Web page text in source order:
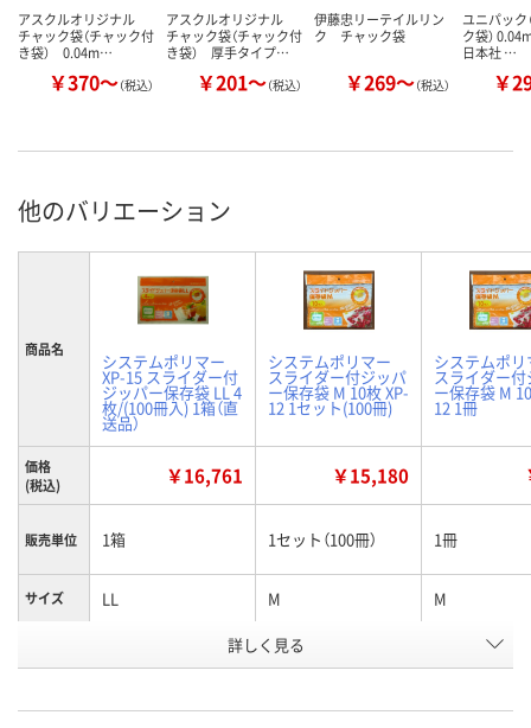
アスクルオリジナル
チャック袋（チャック付
き袋） 0.04m…
￥370～（税込）
アスクルオリジナル
チャック袋（チャック付
き袋） 厚手タイプ…
￥201～（税込）
伊藤忠リーテイルリン
ク チャック袋
￥269～（税込）
ユニパック
ク袋）
日本社 …
￥
他のバリエーション
商品名
システムポリマー
XP-15 スライダー付
ジッパー保存袋 LL 4
枚/(100冊入) 1箱（直
送品）
システムポリマー
スライダー付ジッパ
ー保存袋 M 10枚 XP-
12 1セット(100冊)
システムポリ
スライダー
ー保存袋 M
12 1冊
価格
(税込)
￥16,761 ￥15,180
販売単位 1箱 1セット（100冊） 1冊
サイズ LL M M
PE64680 XN22876
詳しく見る